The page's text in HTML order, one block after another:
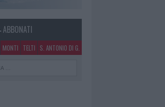
ABBONATI
MONTI TELTI S. ANTONIO DI G.